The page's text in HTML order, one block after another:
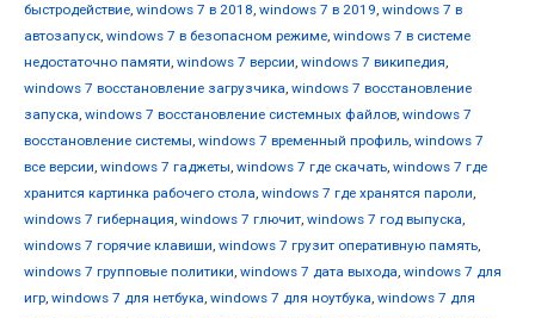
быстродействие, windows 7 в 2018, windows 7 в 2019, windows 7 в
автозапуск, windows 7 в безопасном режиме, windows 7 в системе
недостаточно памяти, windows 7 версии, windows 7 википедия,
windows 7 восстановление загрузчика, windows 7 восстановление
запуска, windows 7 восстановление системных файлов, windows 7
восстановление системы, windows 7 временный профиль, windows 7
все версии, windows 7 гаджеты, windows 7 где скачать, windows 7 где
хранится картинка рабочего стола, windows 7 где хранятся пароли,
windows 7 гибернация, windows 7 глючит, windows 7 год выпуска,
windows 7 горячие клавиши, windows 7 грузит оперативную память,
windows 7 групповые политики, windows 7 дата выхода, windows 7 для
игр, windows 7 для нетбука, windows 7 для ноутбука, windows 7 для